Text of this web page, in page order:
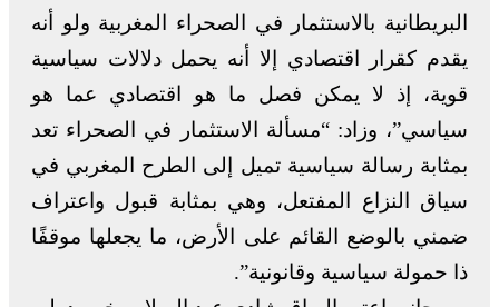
البريطانية بالاستثمار في الصحراء المغربية ولو أنه
يقدم كقرار اقتصادي إلا أنه يحمل دلالات سياسية
قوية، إذ لا يمكن فصل ما هو اقتصادي عما هو
سياسي”، وزاد: “مسألة الاستثمار في الصحراء تعد
بمثابة رسالة سياسية تميل إلى الطرح المغربي في
سياق النزاع المفتعل، وهي بمثابة قبول واعتراف
ضمني بالوضع القائم على الأرض، ما يجعلها موقفًا
ذا حمولة سياسية وقانونية”.